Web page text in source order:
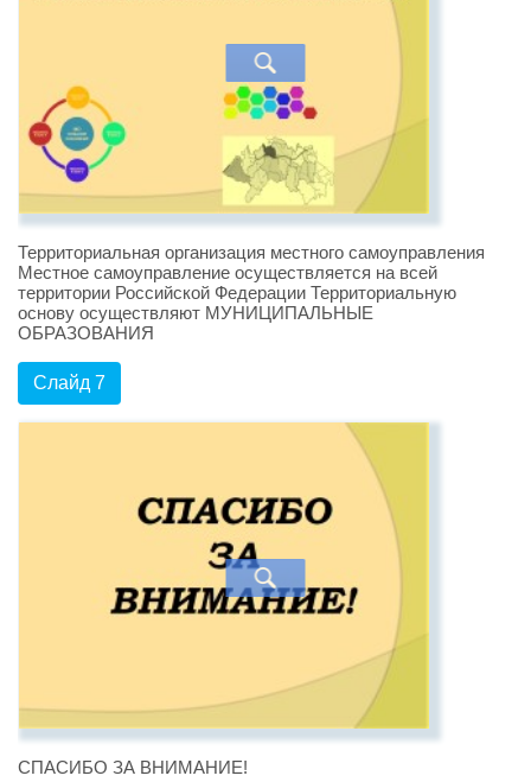
Территориальная организация местного самоуправления
Местное самоуправление осуществляется на всей
территории Российской Федерации Территориальную
основу осуществляют МУНИЦИПАЛЬНЫЕ
ОБРАЗОВАНИЯ
Слайд 7
СПАСИБО ЗА ВНИМАНИЕ!